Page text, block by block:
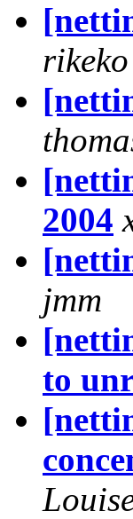
rikeko
2004
jmm
to